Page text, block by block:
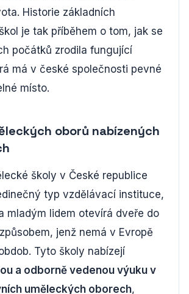
Historie základních
je tak příběhem o tom, jak se
počátků zrodila fungující
má v české společnosti pevné
místo.
oborů nabízených
školy v České republice
typ vzdělávací instituce,
mladým lidem otevírá dveře do
jenž nemá v Evropě
Tyto školy nabízejí
a odborně vedenou výuku v
uměleckých oborech,